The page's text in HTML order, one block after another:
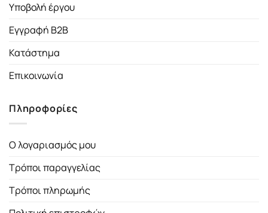
Υποβολή έργου
Εγγραφή B2B
Κατάστημα
Επικοινωνία
Πληροφορίες
Ο λογαριασμός μου
Τρόποι παραγγελίας
Τρόποι πληρωμής